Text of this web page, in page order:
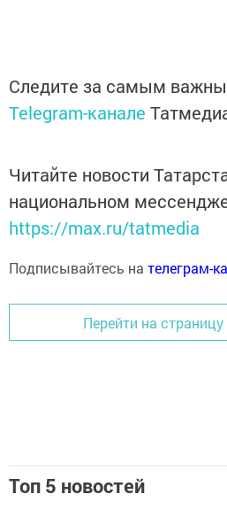
Следите за самым
Telegram-канале
Читайте новости
национальном
https://max.ru/tatmedia
Подписывайтесь на телеграм-
Перейти на
Топ 5 новостей